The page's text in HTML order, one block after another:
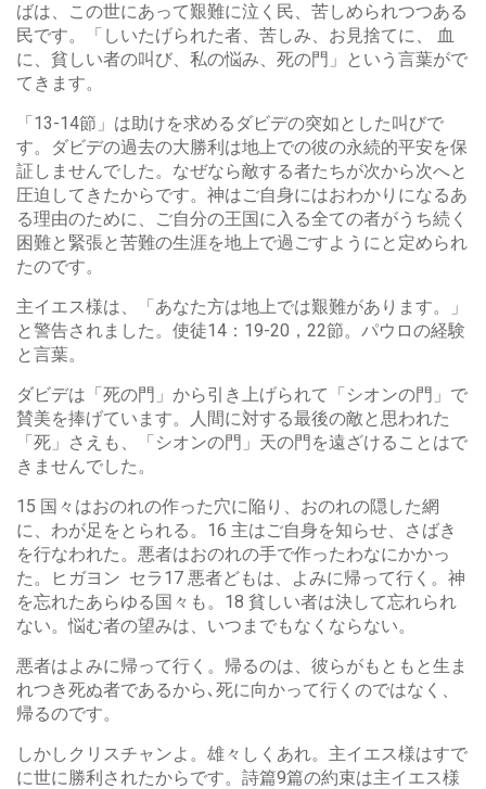
ばは、この世にあって艱難に泣く民、苦しめられつつある
民です。「しいたげられた者、苦しみ、お見捨てに、 血
に、貧しい者の叫び、私の悩み、死の門」という言葉がで
てきます。
「13-14節」は助けを求めるダビデの突如とした叫びで
す。ダビデの過去の大勝利は地上での彼の永続的平安を保
証しませんでした。なぜなら敵する者たちが次から次へと
圧迫してきたからです。神はご自身にはおわかりになるあ
る理由のために、ご自分の王国に入る全ての者がうち続く
困難と緊張と苦難の生涯を地上で過ごすようにと定められ
たのです。
主イエス様は、「あなた方は地上では艱難があります。」
と警告されました。使徒14：19-20，22節。パウロの経験
と言葉。
ダビデは「死の門」から引き上げられて「シオンの門」で
賛美を捧げています。人間に対する最後の敵と思われた
「死」さえも、「シオンの門」天の門を遠ざけることはで
きませんでした。
15 国々はおのれの作った穴に陥り、おのれの隠した網
に、わが足をとられる。16 主はご自身を知らせ、さばき
を行なわれた。悪者はおのれの手で作ったわなにかかっ
た。ヒガヨン セラ17 悪者どもは、よみに帰って行く。神
を忘れたあらゆる国々も。18 貧しい者は決して忘れられ
ない。悩む者の望みは、いつまでもなくならない。
悪者はよみに帰って行く。帰るのは、彼らがもともと生ま
れつき死ぬ者であるから､死に向かって行くのではなく、
帰るのです。
しかしクリスチャンよ。雄々しくあれ。主イエス様はすで
に世に勝利されたからです。詩篇9篇の約束は主イエス様